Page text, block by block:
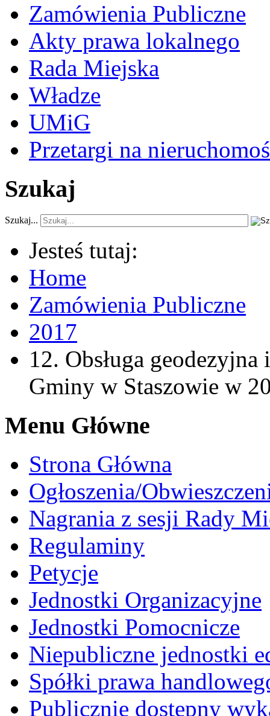
Zamówienia Publiczne
Akty prawa lokalnego
Rada Miejska
Władze
UMiG
Przetargi na
Szukaj
Szukaj...
Jesteś tutaj:
Home
Zamówienia Publiczne
2017
12. Obsługa
Gminy w Staszowie w
Menu Główne
Strona Główna
Ogłoszenia/
Nagrania z sesji Rady
Regulaminy
Petycje
Jednostki Organizacyjne
Jednostki Pomocnicze
Niepubliczne jednostki
Spółki prawa
Publicznie dostępny